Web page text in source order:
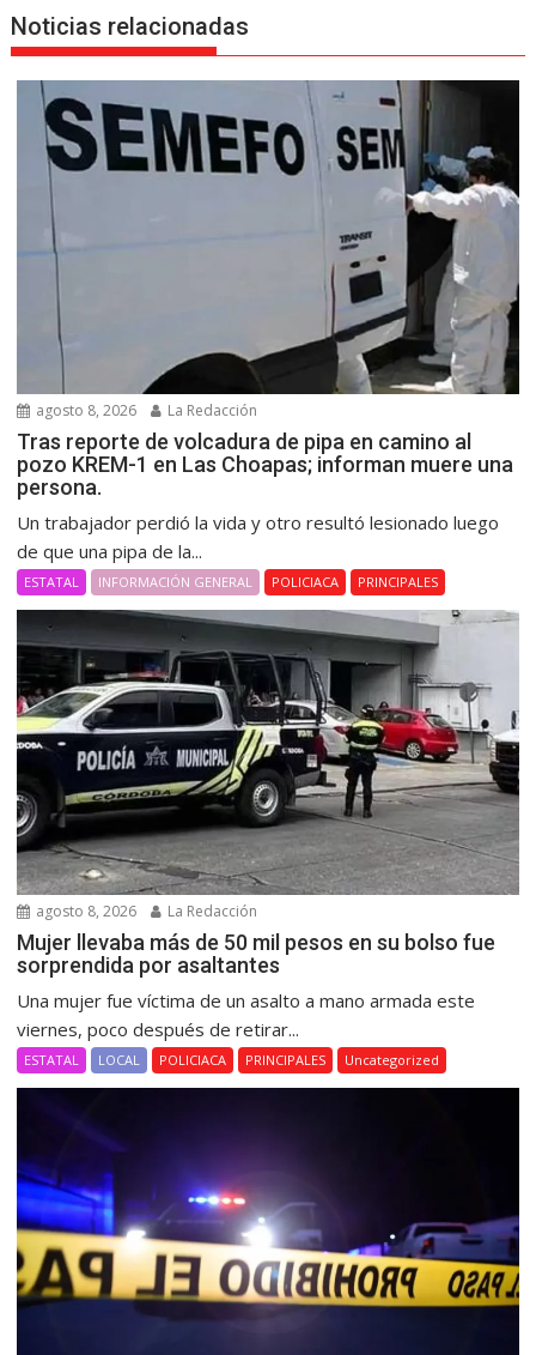
Noticias relacionadas
agosto 8, 2026 La Redacción
Tras reporte de volcadura de pipa en camino al
pozo KREM-1 en Las Choapas; informan muere una
persona.
Un trabajador perdió la vida y otro resultó lesionado luego
de que una pipa de la...
ESTATAL INFORMACIÓN GENERAL POLICIACA PRINCIPALES
agosto 8, 2026 La Redacción
Mujer llevaba más de 50 mil pesos en su bolso fue
sorprendida por asaltantes
Una mujer fue víctima de un asalto a mano armada este
viernes, poco después de retirar...
ESTATAL LOCAL POLICIACA PRINCIPALES Uncategorized